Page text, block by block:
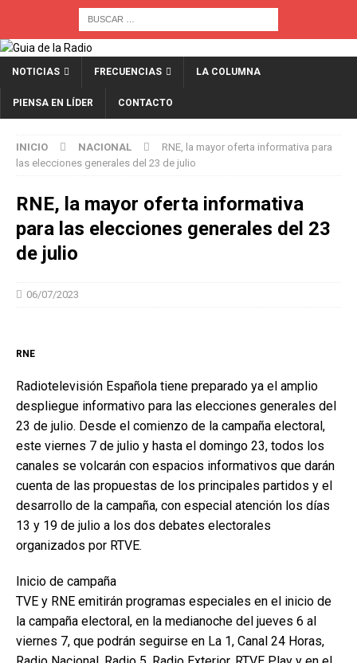
NOTICIAS FRECUENCIAS LA COLUMNA
PIENSA EN LÍDER CONTACTO
INICIO NACIONAL
RNE, la mayor oferta informativa para
las elecciones generales del 23 de julio
RNE, la mayor oferta informativa
para las elecciones generales del 23
de julio
06/07/2023
RNE
Radiotelevisión Española tiene preparado ya el amplio
despliegue informativo para las elecciones generales del
23 de julio. Desde el comienzo de la campaña electoral,
este viernes 7 de julio y hasta el domingo 23, todos los
canales se volcarán con espacios informativos que darán
cuenta de las propuestas de los principales partidos y el
desarrollo de la campaña, con especial atención los días
13 y 19 de julio a los dos debates electorales
organizados por RTVE.
Inicio de campaña
TVE y RNE emitirán programas especiales en el inicio de
la campaña electoral, en la medianoche del jueves 6 al
viernes 7, que podrán seguirse en La 1, Canal 24 Horas,